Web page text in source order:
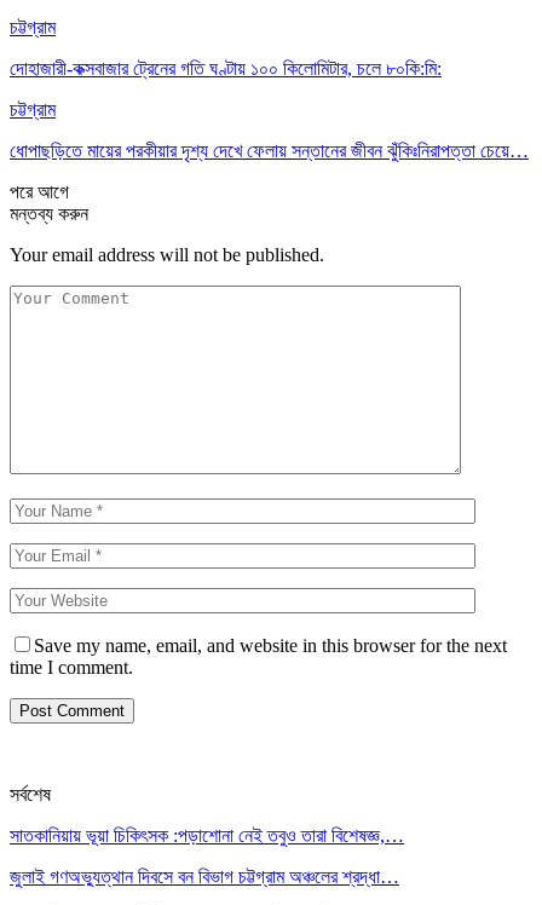
চট্টগ্রাম
দোহাজারী-কক্সবাজার ট্রেনের গতি ঘণ্টায় ১০০ কিলোমিটার, চলে ৮০কি:মি:
চট্টগ্রাম
ধোপাছড়িতে মায়ের পরকীয়ার দৃশ্য দেখে ফেলায় সন্তানের জীবন ঝুঁকিঃনিরাপত্তা চেয়ে…
পরেআগে
মন্তব্য করুন
Your email address will not be published.
Save my name, email, and website in this browser for the next
time I comment.
সর্বশেষ
সাতকানিয়ায় ভূয়া চিকিৎসক :পড়াশোনা নেই তবুও তারা বিশেষজ্ঞ,…
জুলাই গণঅভ্যুত্থান দিবসে বন বিভাগ চট্টগ্রাম অঞ্চলের শ্রদ্ধা…